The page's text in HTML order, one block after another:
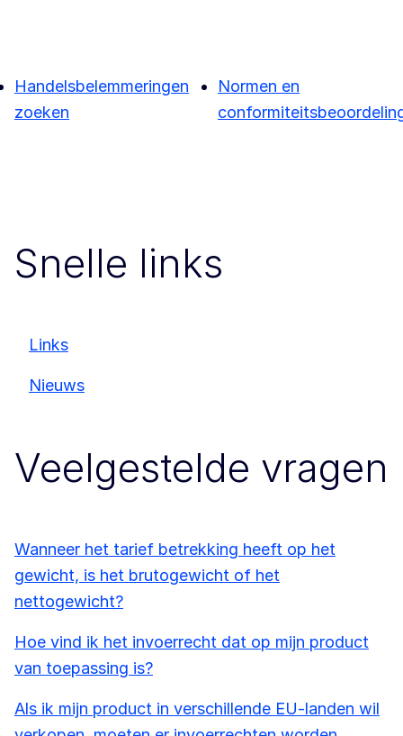
Handelsbelemmeringen
zoeken
Normen en
Snelle links
Links
Nieuws
Veelgestelde vragen
Wanneer het tarief betrekking heeft op het
gewicht, is het brutogewicht of het
nettogewicht?
Hoe vind ik het invoerrecht dat op mijn product
van toepassing is?
Als ik mijn product in verschillende EU-landen wil